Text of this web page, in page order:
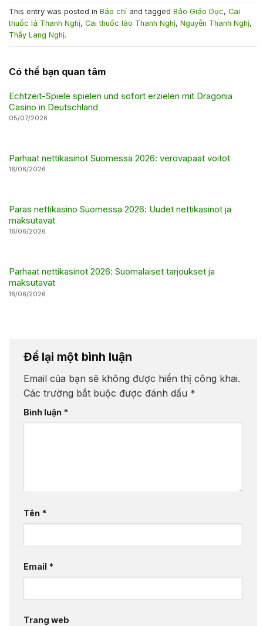
This entry was posted in Báo chí and tagged Báo Giáo Dục, Cai
thuốc lá Thanh Nghị, Cai thuốc lào Thanh Nghị, Nguyễn Thanh Nghị,
Thầy Lang Nghị.
Có thể bạn quan tâm
Echtzeit-Spiele spielen und sofort erzielen mit Dragonia
Casino in Deutschland
05/07/2026
Parhaat nettikasinot Suomessa 2026: verovapaat voitot
16/06/2026
Paras nettikasino Suomessa 2026: Uudet nettikasinot ja
maksutavat
16/06/2026
Parhaat nettikasinot 2026: Suomalaiset tarjoukset ja
maksutavat
16/06/2026
Để lại một bình luận
Email của bạn sẽ không được hiển thị công khai.
Các trường bắt buộc được đánh dấu *
Bình luận *
Tên *
Email *
Trang web